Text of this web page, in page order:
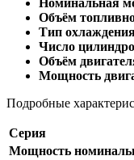
Объём
Тип
Число
Объём
Мощность
Подробные
Серия
Мощность